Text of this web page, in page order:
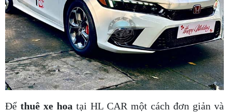
Để thuê xe hoa tại HL CAR một cách đơn giản và